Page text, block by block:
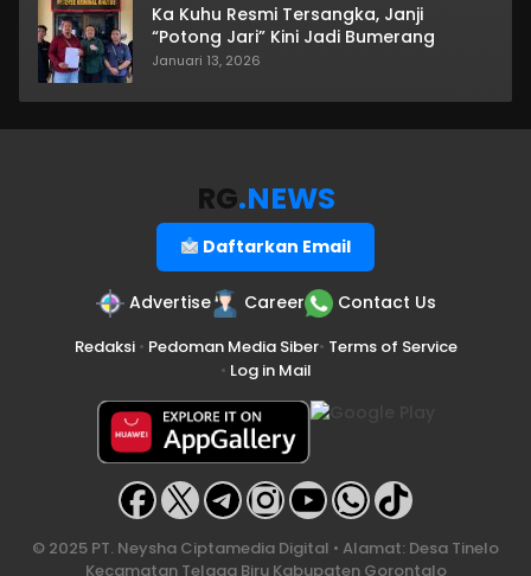
Ka Kuhu Resmi Tersangka, Janji
“Potong Jari” Kini Jadi Bumerang
Januari 13, 2026
RG.NEWS
Daftarkan Email
Advertise Career Contact Us
Redaksi• Pedoman Media Siber• Terms of Service
• Log in Mail
© 2025 PT. Neysha Ciptamedia Digital • Alamat: Desa Tinelo
Kecamatan Telaga Biru Kabupaten Gorontalo